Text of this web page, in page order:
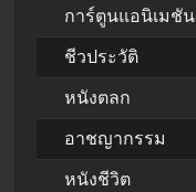
การ์ตูนแอนิเมชัน
ชีวประวัติ
หนังตลก
อาชญากรรม
หนังชีวิต